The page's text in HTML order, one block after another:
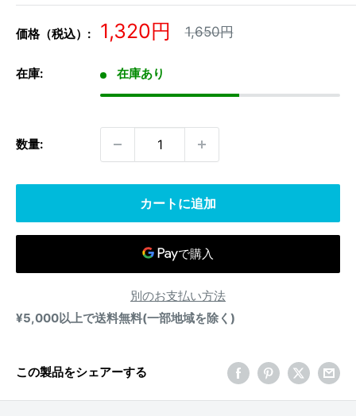
価格（税込）:
販
売
価
格
1,320円
通
1,650円
在庫: 在庫あり
数量:
カートに追加
別のお支払い方法
¥5,000以上で送料無料(一部地域を除く)
この製品をシェアーする